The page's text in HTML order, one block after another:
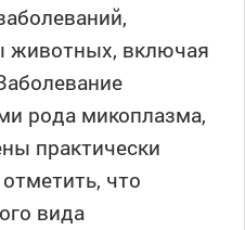
включая
рода микоплазма,
практически
что
вида